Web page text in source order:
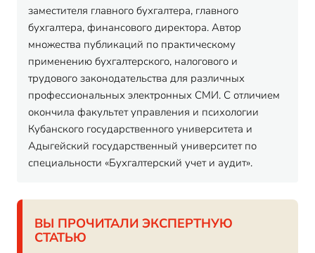
заместителя главного бухгалтера, главного
бухгалтера, финансового директора. Автор
множества публикаций по практическому
применению бухгалтерского, налогового и
трудового законодательства для различных
профессиональных электронных СМИ. С отличием
окончила факультет управления и психологии
Кубанского государственного университета и
Адыгейский государственный университет по
специальности «Бухгалтерский учет и аудит».
ВЫ ПРОЧИТАЛИ ЭКСПЕРТНУЮ
СТАТЬЮ